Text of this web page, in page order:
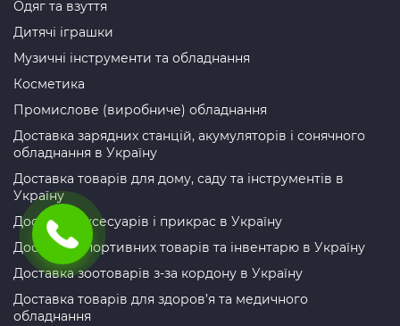
Одяг та взуття
Дитячі іграшки
Музичні інструменти та обладнання
Косметика
Промислове (виробниче) обладнання
Доставка зарядних станцій, акумуляторів і сонячного
обладнання в Україну
Доставка товарів для дому, саду та інструментів в
Україну
Доставка аксесуарів і прикрас в Україну
Доставка спортивних товарів та інвентарю в Україну
Доставка зоотоварів з-за кордону в Україну
Доставка товарів для здоров’я та медичного
обладнання